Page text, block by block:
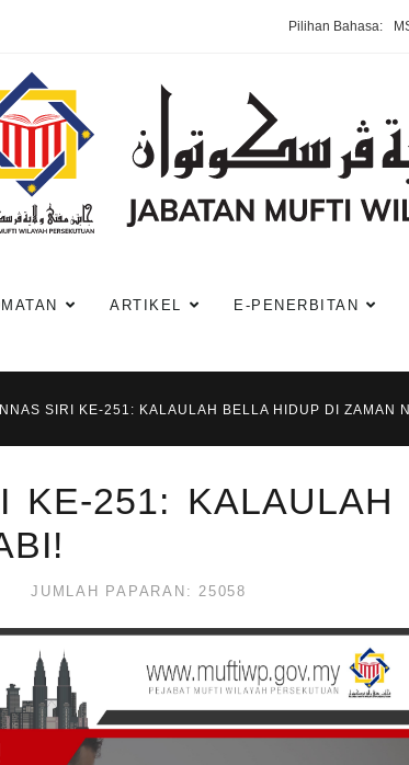
Pilihan Bahasa:
ARTIKEL E-PENERBITAN
SIRI KE-251: KALAULAH BELLA HIDUP DI ZAMAN
KE-251: KALAULAH
JUMLAH PAPARAN: 25058